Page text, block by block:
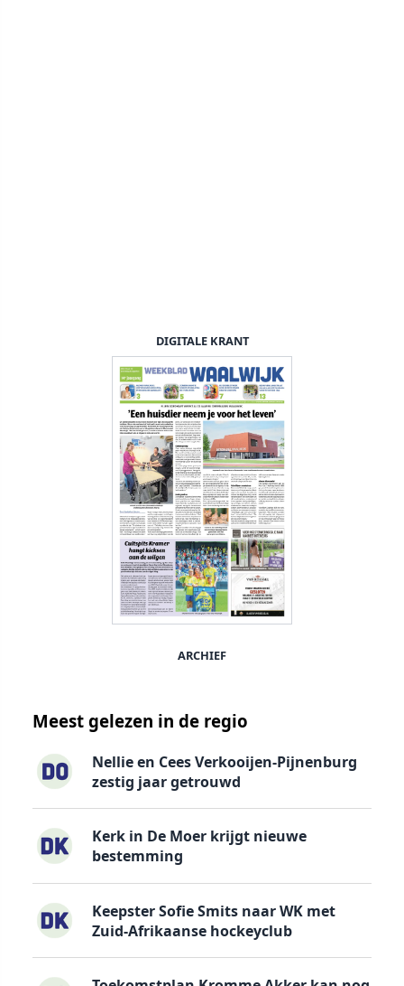
DIGITALE KRANT
ARCHIEF
Meest gelezen in de regio
Nellie en Cees Verkooijen-Pijnenburg
zestig jaar getrouwd
Kerk in De Moer krijgt nieuwe
bestemming
Keepster Sofie Smits naar WK met
Zuid-Afrikaanse hockeyclub